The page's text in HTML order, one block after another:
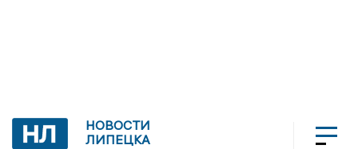
НОВОСТИ
ЛИПЕЦКА